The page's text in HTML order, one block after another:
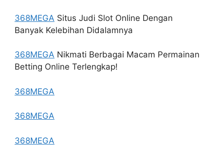
368MEGA Situs Judi Slot Online Dengan
Banyak Kelebihan Didalamnya
368MEGA Nikmati Berbagai Macam Permainan
Betting Online Terlengkap!
368MEGA
368MEGA
368MEGA